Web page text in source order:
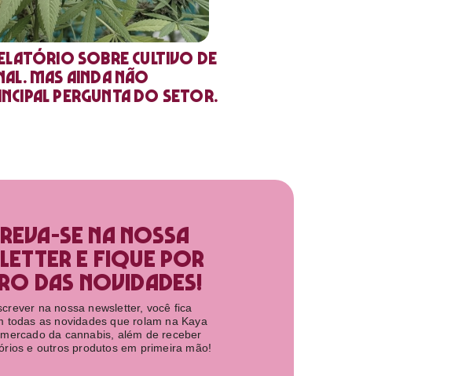
sobre cultivo de
Mas ainda não
pergunta do setor.
se na nossa
e fique por
das novidades!​
na nossa newsletter, você fica
todas as novidades que rolam na Kaya
da cannabis, além de receber
e outros produtos em primeira mão!